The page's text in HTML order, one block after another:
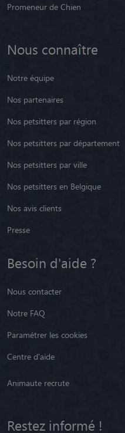
Promeneur de Chien
Nous connaître
Notre équipe
Nos partenaires
Nos petsitters par région
Nos petsitters par département
Nos petsitters par ville
Nos petsitters en Belgique
Nos avis clients
Presse
Besoin d'aide ?
Nous contacter
Notre FAQ
Paramétrer les cookies
Centre d'aide
Animaute recrute
Restez informé !